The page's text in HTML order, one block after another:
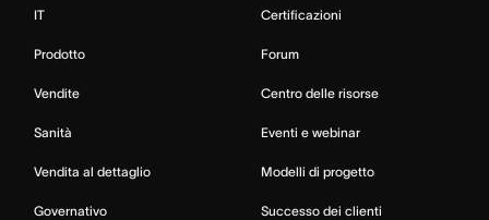
IT
Prodotto
Vendite
Sanità
Vendita al dettaglio
Governativo
Certificazioni
Forum
Centro delle risorse
Eventi e webinar
Modelli di progetto
Successo dei clienti